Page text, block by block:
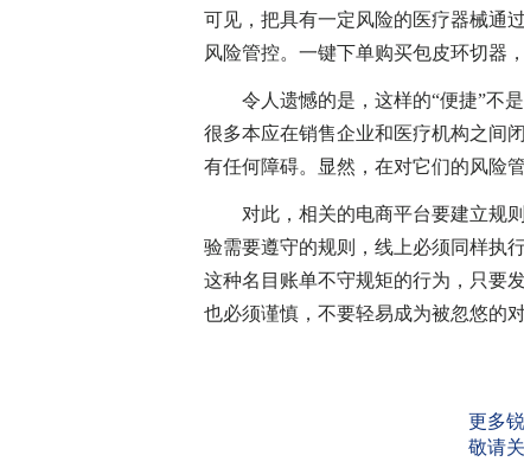
可见，把具有一定风险的医疗器械通
风险管控。一键下单购买包皮环切器
令人遗憾的是，这样的“便捷”不是
很多本应在销售企业和医疗机构之间
有任何障碍。显然，在对它们的风险
对此，相关的电商平台要建立规则
验需要遵守的规则，线上必须同样执
这种名目账单不守规矩的行为，只要
也必须谨慎，不要轻易成为被忽悠的
更多
敬请